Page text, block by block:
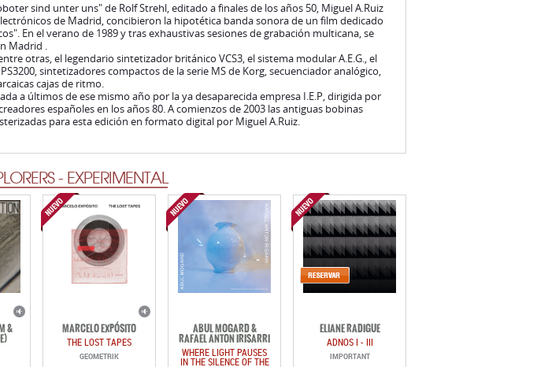
sind unter uns" de Rolf Strehl, editado a finales de los años 50, Miguel A.Ruiz
de Madrid, concibieron la hipotética banda sonora de un film dedicado
En el verano de 1989 y tras exhaustivas sesiones de grabación multicana, se
Madrid .
otras, el legendario sintetizador británico VCS3, el sistema modular A.E.G., el
sintetizadores compactos de la serie MS de Korg, secuenciador analógico,
cajas de ritmo.
a últimos de ese mismo año por la ya desaparecida empresa I.E.P, dirigida por
españoles en los años 80. A comienzos de 2003 las antiguas bobinas
para esta edición en formato digital por Miguel A.Ruiz.
- EXPERIMENTAL
& MARCELO EXPÓSITO
THE LOST TAPES
GEOMETRIK
ABUL MOGARD &
RAFAEL ANTON IRISARRI
WHERE LIGHT PAUSES
IN THE SILENCE OF THE
ELIANE RADIGUE
ADNOS I - III
IMPORTANT